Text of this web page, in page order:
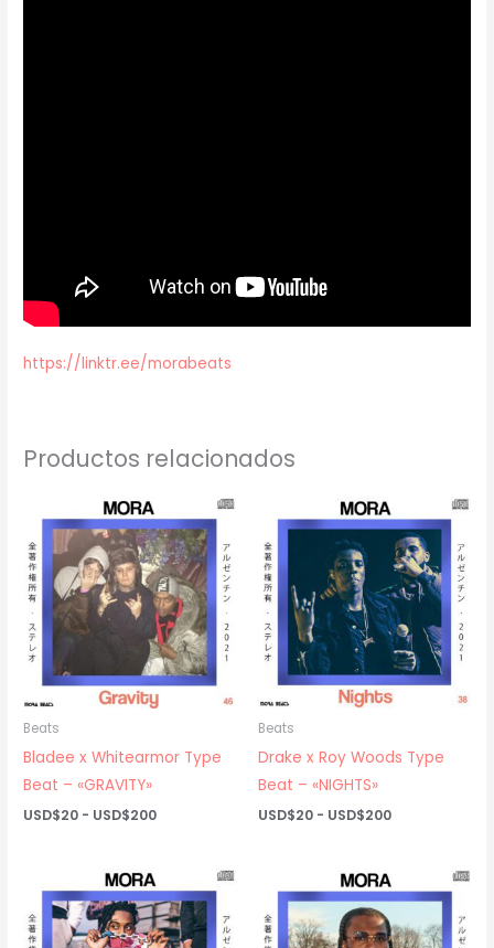
https://linktr.ee/morabeats
Productos relacionados
Beats
Bladee x Whitearmor Type
Beat – «GRAVITY»
USD$20 - USD$200Rango
USD$20
hasta
USD$200
Beats
Drake x Roy Woods Type
Beat – «NIGHTS»
USD$20 - USD$200Rango
USD$20
hasta
USD$200